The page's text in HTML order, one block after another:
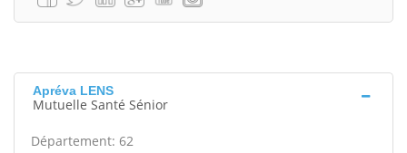
Apréva LENS
Mutuelle Santé Sénior
Département: 62